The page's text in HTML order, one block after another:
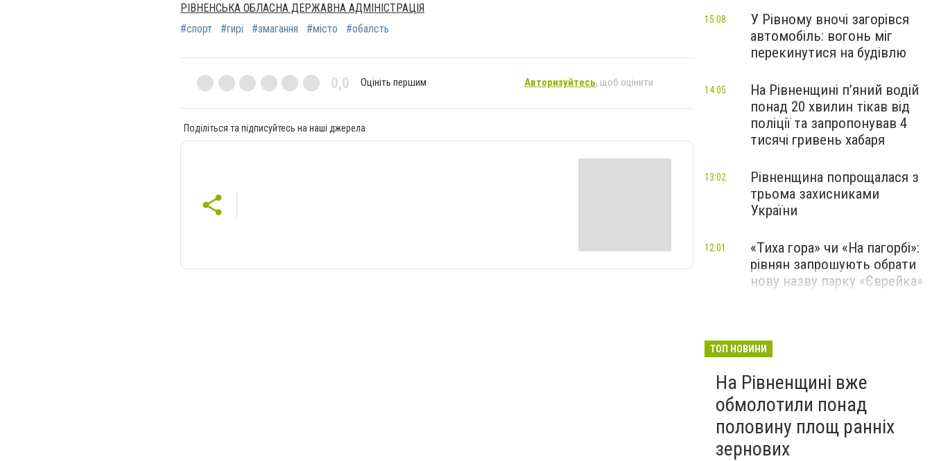
РІВНЕНСЬКА ОБЛАСНА ДЕРЖАВНА АДМІНІСТРАЦІЯ
#спорт
#гирі #змагання #місто #обалсть
0,0 Оцініть першим Авторизуйтесь, щоб оцінити
Поділіться та підписуйтесь на наші джерела
У Рівному вночі загорівся
автомобіль: вогонь міг
перекинутися на будівлю
15:08
На Рівненщині п’яний водій
понад 20 хвилин тікав від
поліції та запропонував 4
тисячі гривень хабаря
14:05
Рівненщина попрощалася з
трьома захисниками
України
13:02
«Тиха гора» чи «На пагорбі»:
рівнян запрошують обрати
нову назву парку «Єврейка»
12:01
ТОП НОВИНИ
На Рівненщині вже
обмолотили понад
половину площ ранніх
зернових